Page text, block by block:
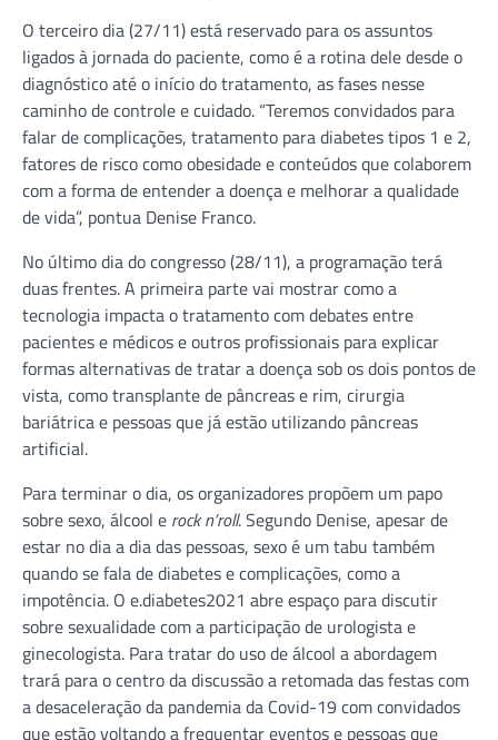
O terceiro dia (27/11) está reservado para os assuntos
ligados à jornada do paciente, como é a rotina dele desde o
diagnóstico até o início do tratamento, as fases nesse
caminho de controle e cuidado. “Teremos convidados para
falar de complicações, tratamento para diabetes tipos 1 e 2,
fatores de risco como obesidade e conteúdos que colaborem
com a forma de entender a doença e melhorar a qualidade
de vida”, pontua Denise Franco.
No último dia do congresso (28/11), a programação terá
duas frentes. A primeira parte vai mostrar como a
tecnologia impacta o tratamento com debates entre
pacientes e médicos e outros profissionais para explicar
formas alternativas de tratar a doença sob os dois pontos de
vista, como transplante de pâncreas e rim, cirurgia
bariátrica e pessoas que já estão utilizando pâncreas
artificial.
Para terminar o dia, os organizadores propõem um papo
sobre sexo, álcool e rock n’roll. Segundo Denise, apesar de
estar no dia a dia das pessoas, sexo é um tabu também
quando se fala de diabetes e complicações, como a
impotência. O e.diabetes2021 abre espaço para discutir
sobre sexualidade com a participação de urologista e
ginecologista. Para tratar do uso de álcool a abordagem
trará para o centro da discussão a retomada das festas com
a desaceleração da pandemia da Covid-19 com convidados
que estão voltando a frequentar eventos e pessoas que